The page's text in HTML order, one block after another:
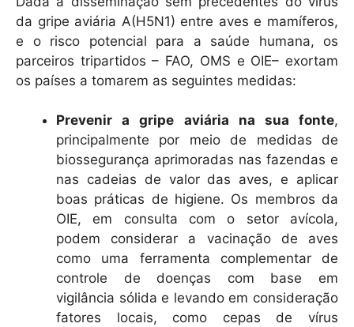
da gripe aviária A(H5N1) entre aves e mamíferos,
e o risco potencial para a saúde humana, os
parceiros tripartidos – FAO, OMS e OIE– exortam
os países a tomarem as seguintes medidas:
Prevenir a gripe aviária na sua fonte,
principalmente por meio de medidas de
biossegurança aprimoradas nas fazendas e
nas cadeias de valor das aves, e aplicar
boas práticas de higiene. Os membros da
OIE, em consulta com o setor avícola,
podem considerar a vacinação de aves
como uma ferramenta complementar de
controle de doenças com base em
vigilância sólida e levando em consideração
fatores locais, como cepas de vírus